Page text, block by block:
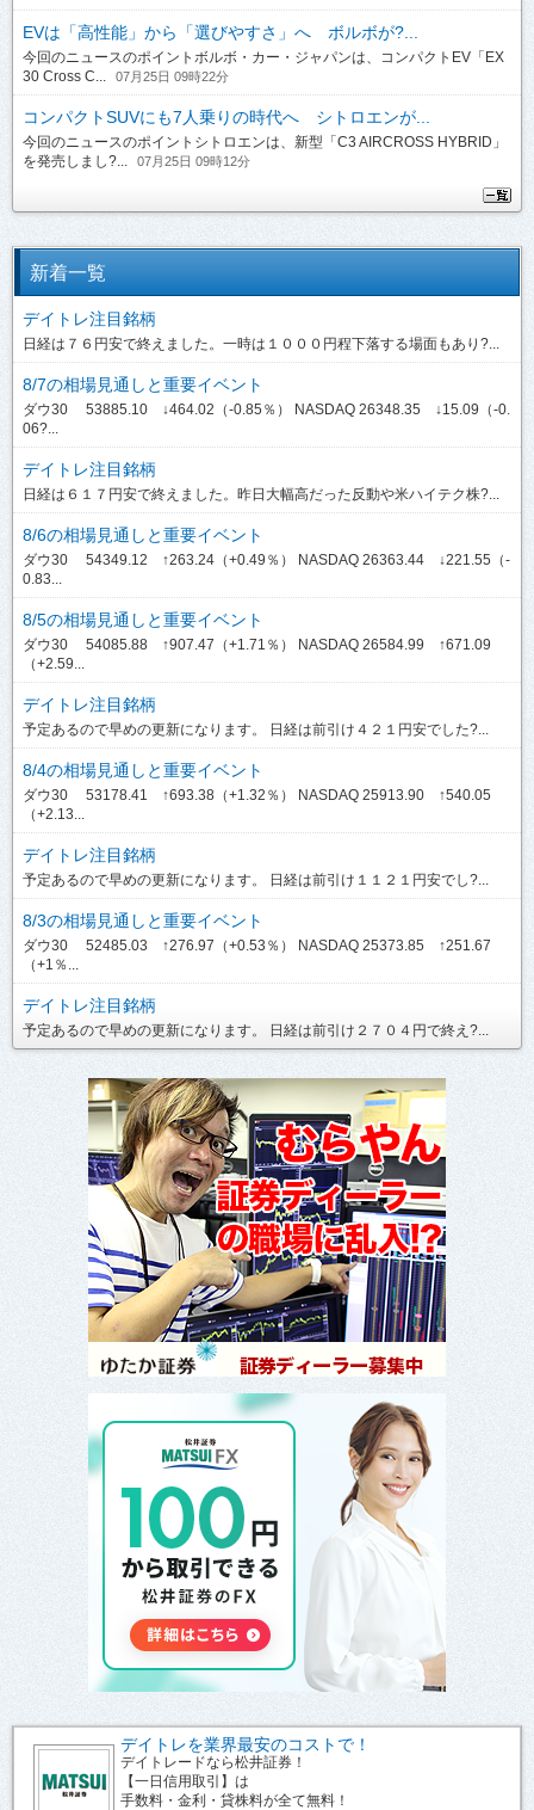
EVは「高性能」から「選びやすさ」へ ボルボが?...
今回のニュースのポイントボルボ・カー・ジャパンは、コンパクトEV「EX
30 Cross C...
07月25日 09時22分
コンパクトSUVにも7人乗りの時代へ シトロエンが...
今回のニュースのポイントシトロエンは、新型「C3 AIRCROSS HYBRID」
を発売しまし?...
07月25日 09時12分
新着一覧
デイトレ注目銘柄
日経は７６円安で終えました。一時は１０００円程下落する場面もあり?...
8/7の相場見通しと重要イベント
ダウ30 53885.10 ↓464.02（-0.85％） NASDAQ 26348.35 ↓15.09（-0.
06?...
デイトレ注目銘柄
日経は６１７円安で終えました。昨日大幅高だった反動や米ハイテク株?...
8/6の相場見通しと重要イベント
ダウ30 54349.12 ↑263.24（+0.49％） NASDAQ 26363.44 ↓221.55（-
0.83...
8/5の相場見通しと重要イベント
ダウ30 54085.88 ↑907.47（+1.71％） NASDAQ 26584.99 ↑671.09
（+2.59...
デイトレ注目銘柄
予定あるので早めの更新になります。 日経は前引け４２１円安でした?...
8/4の相場見通しと重要イベント
ダウ30 53178.41 ↑693.38（+1.32％） NASDAQ 25913.90 ↑540.05
（+2.13...
デイトレ注目銘柄
予定あるので早めの更新になります。 日経は前引け１１２１円安でし?...
8/3の相場見通しと重要イベント
ダウ30 52485.03 ↑276.97（+0.53％） NASDAQ 25373.85 ↑251.67
（+1％...
デイトレ注目銘柄
予定あるので早めの更新になります。 日経は前引け２７０４円で終え?...
デイトレを業界最安のコストで！
デイトレードなら松井証券！
【一日信用取引】は
手数料・金利・貸株料が全て無料！